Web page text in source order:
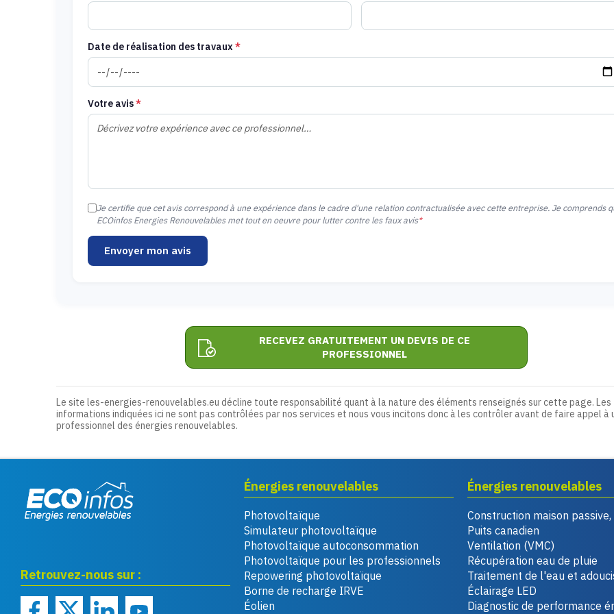
Date de réalisation des travaux *
Votre avis*
Je certifie que cet avis correspond à une expérience dans le cadre d'une relation contractualisée avec cette entreprise. Je comprends
ECOinfos Energies Renouvelables met tout en oeuvre pour lutter contre les faux avis*
Envoyer mon avis
RECEVEZ GRATUITEMENT UN DEVIS DE CE
PROFESSIONNEL
Le site les-energies-renouvelables.eu décline toute responsabilité quant à la nature des éléments renseignés sur cette page. Les
informations indiquées ici ne sont pas contrôlées par nos services et nous vous incitons donc à les contrôler avant de faire appel à
professionnel des énergies renouvelables.
Retrouvez-nous sur :
Énergies renouvelables
Photovoltaïque
Simulateur photovoltaïque
Photovoltaïque autoconsommation
Photovoltaïque pour les professionnels
Repowering photovoltaïque
Borne de recharge IRVE
Éolien
Énergies renouvelables
Construction maison passive,
Puits canadien
Ventilation (VMC)
Récupération eau de pluie
Traitement de l'eau et
Éclairage LED
Diagnostic de performance